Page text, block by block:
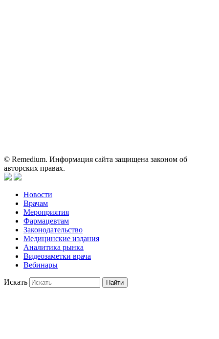
© Remedium. Информация сайта защищена законом об
авторских правах.
Новости
Врачам
Мероприятия
Фармацевтам
Законодательство
Медицинские издания
Аналитика рынка
Видеозаметки врача
Вебинары
Искать Найти